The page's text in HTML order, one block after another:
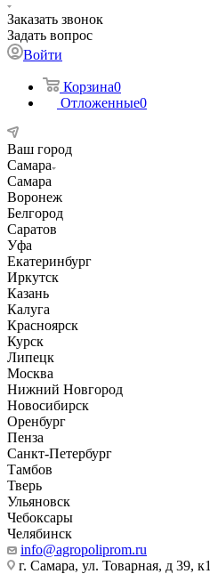
Заказать звонок
Задать вопрос
Войти
Корзина0
Отложенные0
Ваш город
Самара
Самара
Воронеж
Белгород
Саратов
Уфа
Екатеринбург
Иркутск
Казань
Калуга
Красноярск
Курск
Липецк
Москва
Нижний Новгород
Новосибирск
Оренбург
Пенза
Санкт-Петербург
Тамбов
Тверь
Ульяновск
Чебоксары
Челябинск
info@agropoliprom.ru
г. Самара, ул. Товарная, д 39, к1